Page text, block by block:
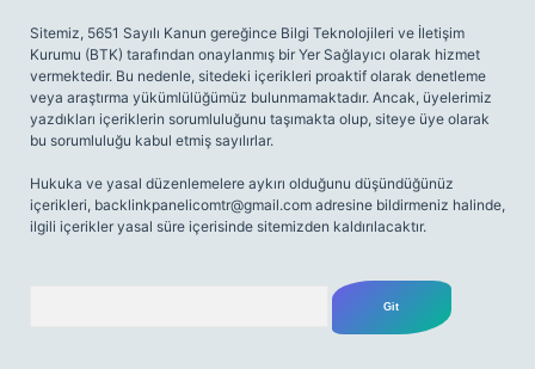
Sitemiz, 5651 Sayılı Kanun gereğince Bilgi Teknolojileri ve İletişim
Kurumu (BTK) tarafından onaylanmış bir Yer Sağlayıcı olarak hizmet
vermektedir. Bu nedenle, sitedeki içerikleri proaktif olarak denetleme
veya araştırma yükümlülüğümüz bulunmamaktadır. Ancak, üyelerimiz
yazdıkları içeriklerin sorumluluğunu taşımakta olup, siteye üye olarak
bu sorumluluğu kabul etmiş sayılırlar.
Hukuka ve yasal düzenlemelere aykırı olduğunu düşündüğünüz
içerikleri, backlinkpanelicomtr@gmail.com adresine bildirmeniz halinde,
ilgili içerikler yasal süre içerisinde sitemizden kaldırılacaktır.